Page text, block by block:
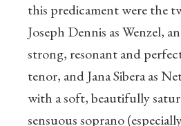
this predicament were the
Joseph Dennis as Wenzel,
strong, resonant and
tenor, and Jana Sibera as
with a soft, beautifully
sensuous soprano